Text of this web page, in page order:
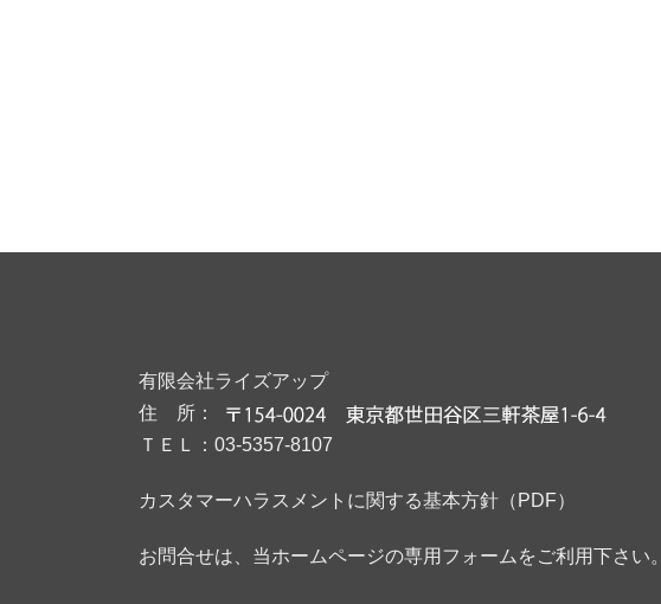
有限会社ライズアップ
住 所：
ＴＥＬ：03-5357-8107
カスタマーハラスメントに関する基本方針（PDF）
お問合せは、当ホームページの専用フォームをご利用下さい。